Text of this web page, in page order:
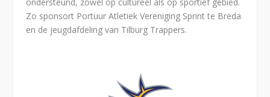
Zo sponsort Portuur Atletiek Vereniging Sprint te Breda
en de jeugdafdeling van Tilburg Trappers.